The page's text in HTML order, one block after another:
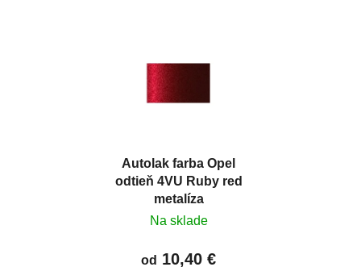
Autolak farba Opel
odtieň 4VU Ruby red
metalíza
Na sklade
od 10,40 €